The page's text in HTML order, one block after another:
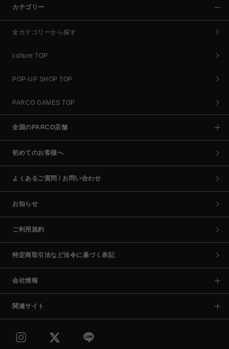
カテゴリー
全カテゴリーから探す
culture TOP
POP-UP SHOP TOP
PARCO GAMES TOP
全国のPARCO店舗
初めてのお客様へ
よくあるご質問 / お問い合わせ
お知らせ
ご利用規約
特定商取引法など法令に基づく表記
会社情報
関連サイト